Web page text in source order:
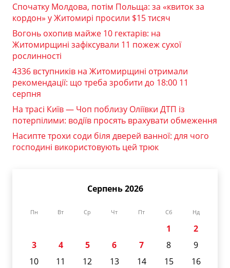
Спочатку Молдова, потім Польща: за «квиток за
кордон» у Житомирі просили $15 тисяч
Вогонь охопив майже 10 гектарів: на
Житомирщині зафіксували 11 пожеж сухої
рослинності
4336 вступників на Житомирщині отримали
рекомендації: що треба зробити до 18:00 11
серпня
На трасі Київ — Чоп поблизу Оліївки ДТП із
потерпілими: водіїв просять врахувати обмеження
Насипте трохи соди біля дверей ванної: для чого
господині використовують цей трюк
Серпень 2026
Пн Вт Ср Чт Пт Сб Нд
1
2
3
4 5 6 7 8
9
10
11 12 13 14 15
16